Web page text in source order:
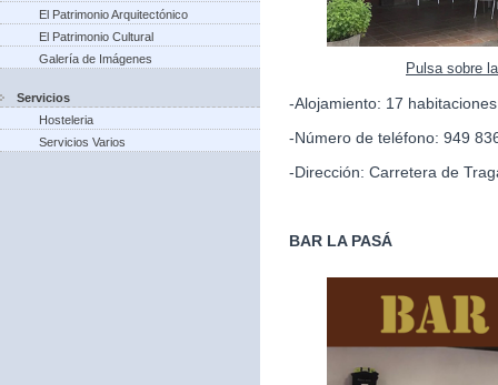
El Patrimonio Arquitectónico
El Patrimonio Cultural
Galería de Imágenes
Servicios
Hosteleria
Servicios Varios
Pulsa sobre
-Alojamiento: 17
-Número de teléfono: 949
-Dirección: Carretera de
BAR LA PASÁ